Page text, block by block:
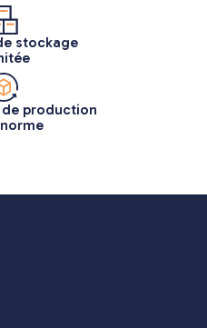
stockage
production